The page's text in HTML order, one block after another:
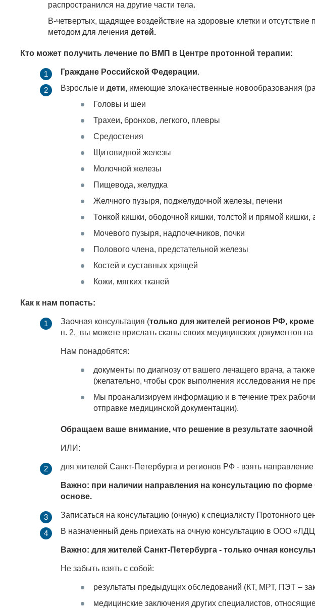
распространился на другие части тела.
В-четвертых, щадящее воздействие на здоровые клетки и
методом для лечениядетей.
Кто может получить лечение по ВМП в Центре протонной терапии:
Граждане Российской Федерации.
Взрослые идети, имеющие злокачественные новообразования
Головы и шеи
Трахеи, бронхов, легкого, плевры
Средостения
Щитовидной железы
Молочной железы
Пищевода, желудка
Желчного пузыря, поджелудочной железы, печени
Тонкой кишки, ободочной кишки, толстой и прямой кишки,
Мочевого пузыря, надпочечников, почки
Полового члена, предстательной железы
Костей и суставных хрящей
Кожи, мягких тканей
Как к нам попасть:
Заочная консультация (только для жителей регионов РФ,
п. 2, вы можете прислать сканы своих медицинских документов
Нам понадобятся:
документы по диагнозу от вашего лечащего врача, а
(желательно, чтобы срок выполнения исследования не
Мы проанализируем информацию и в течение трех
отправке медицинской документации).
Обращаем ваше внимание, что решение в результате
ИЛИ:
для жителей Санкт-Петербурга и регионов РФ - взять
Важно: при наличии направления на консультацию по
основе.
Записаться на консультацию (очную) к специалисту Протонного
В назначенный день приехать на очную консультацию в ООО
Важно: для жителей Санкт-Петербурга - только очная
Не забыть взять с собой:
результаты предыдущих обследований (КТ, МРТ, ПЭТ –
медицинские заключения других специалистов,